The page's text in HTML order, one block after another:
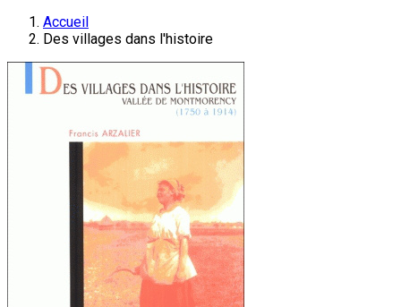
Accueil
Des villages dans l'histoire